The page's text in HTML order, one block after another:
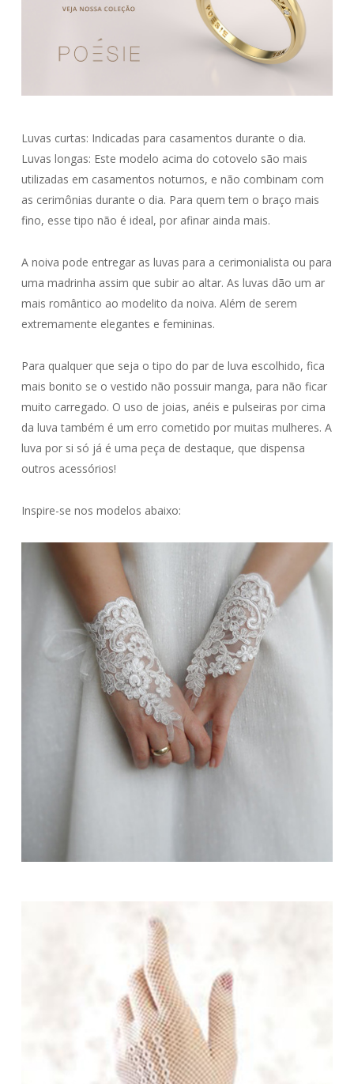
Luvas curtas: Indicadas para casamentos durante o dia.
Luvas longas: Este modelo acima do cotovelo são mais
utilizadas em casamentos noturnos, e não combinam com
as cerimônias durante o dia. Para quem tem o braço mais
fino, esse tipo não é ideal, por afinar ainda mais.
A noiva pode entregar as luvas para a cerimonialista ou para
uma madrinha assim que subir ao altar. As luvas dão um ar
mais romântico ao modelito da noiva. Além de serem
extremamente elegantes e femininas.
Para qualquer que seja o tipo do par de luva escolhido, fica
mais bonito se o vestido não possuir manga, para não ficar
muito carregado. O uso de joias, anéis e pulseiras por cima
da luva também é um erro cometido por muitas mulheres. A
luva por si só já é uma peça de destaque, que dispensa
outros acessórios!
Inspire-se nos modelos abaixo: